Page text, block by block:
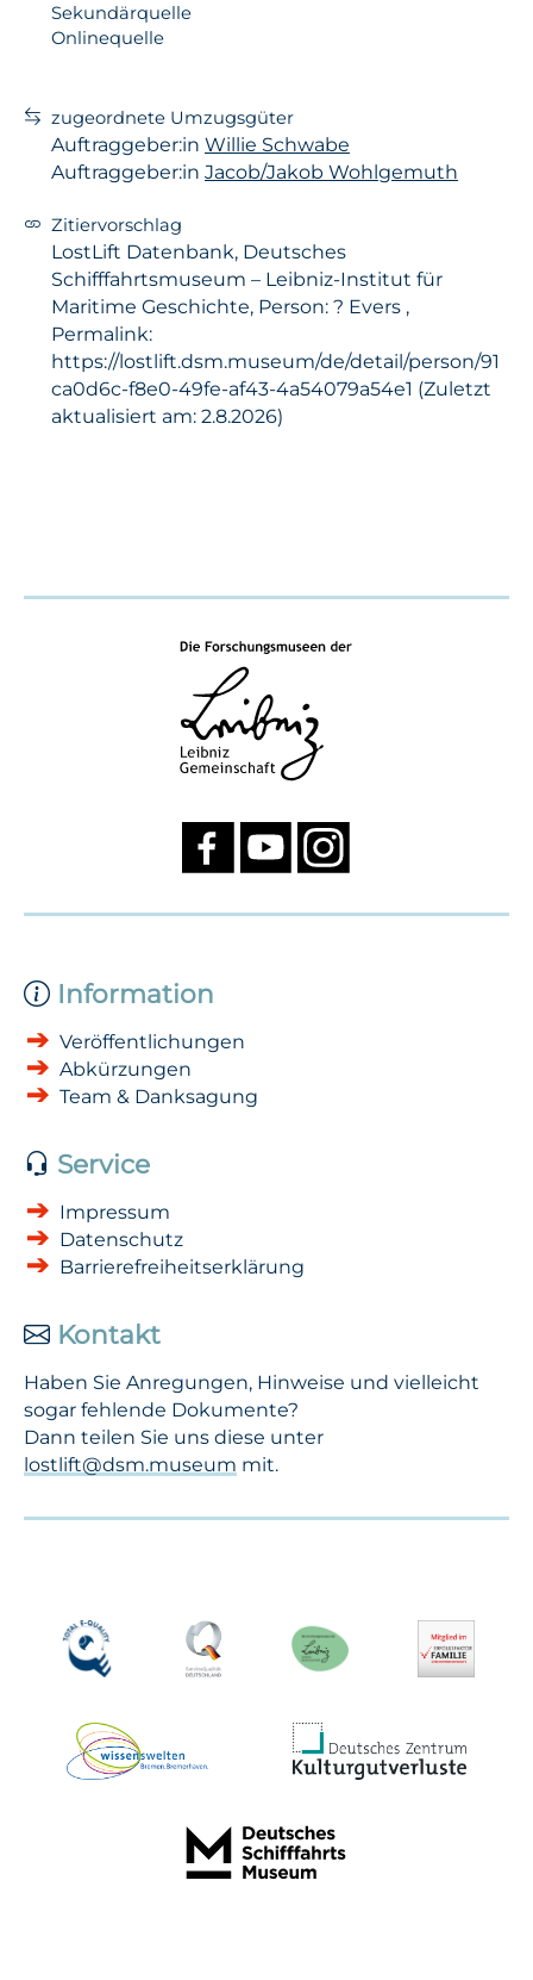
Sekundärquelle
Onlinequelle
zugeordnete Umzugsgüter
Auftraggeber:in Willie Schwabe
Auftraggeber:in Jacob/Jakob Wohlgemuth
Zitiervorschlag
LostLift Datenbank, Deutsches
Schifffahrtsmuseum – Leibniz-Institut für
Maritime Geschichte, Person: ? Evers ,
Permalink:
https://lostlift.dsm.museum/de/detail/person/91
ca0d6c-f8e0-49fe-af43-4a54079a54e1 (Zuletzt
aktualisiert am: 2.8.2026)
Information
Veröffentlichungen
Abkürzungen
Team & Danksagung
Service
Impressum
Datenschutz
Barrierefreiheitserklärung
Kontakt
Haben Sie Anregungen, Hinweise und vielleicht
sogar fehlende Dokumente?
Dann teilen Sie uns diese unter
lostlift@dsm.museum mit.